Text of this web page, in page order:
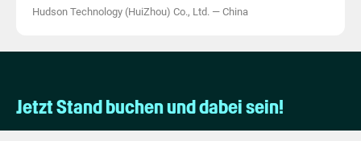
Hudson Technology (HuiZhou) Co., Ltd. — China
Jetzt Stand buchen und dabei sein!